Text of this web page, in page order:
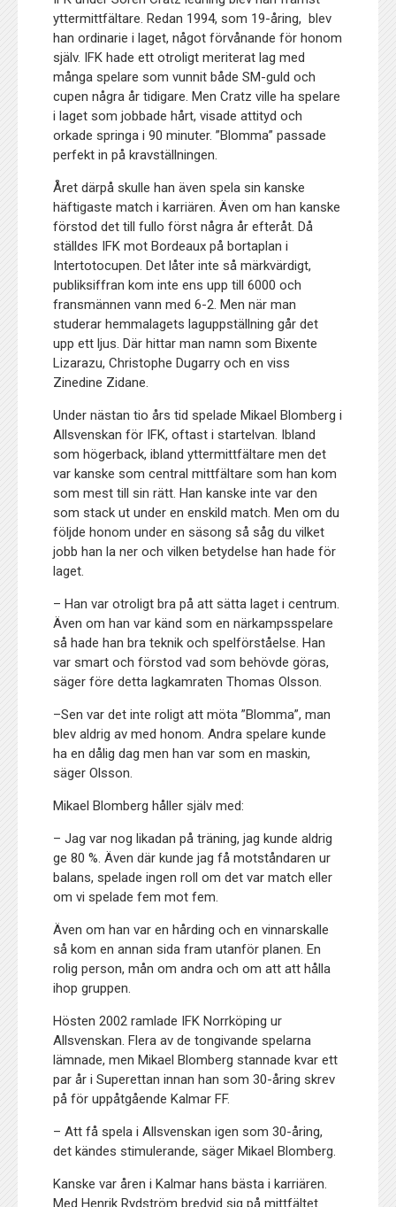
yttermittfältare. Redan 1994, som 19-åring, blev
han ordinarie i laget, något förvånande för honom
själv. IFK hade ett otroligt meriterat lag med
många spelare som vunnit både SM-guld och
cupen några år tidigare. Men Cratz ville ha spelare
i laget som jobbade hårt, visade attityd och
orkade springa i 90 minuter. ”Blomma” passade
perfekt in på kravställningen.
Året därpå skulle han även spela sin kanske
häftigaste match i karriären. Även om han kanske
förstod det till fullo först några år efteråt. Då
ställdes IFK mot Bordeaux på bortaplan i
Intertotocupen. Det låter inte så märkvärdigt,
publiksiffran kom inte ens upp till 6000 och
fransmännen vann med 6-2. Men när man
studerar hemmalagets laguppställning går det
upp ett ljus. Där hittar man namn som Bixente
Lizarazu, Christophe Dugarry och en viss
Zinedine Zidane.
Under nästan tio års tid spelade Mikael Blomberg i
Allsvenskan för IFK, oftast i startelvan. Ibland
som högerback, ibland yttermittfältare men det
var kanske som central mittfältare som han kom
som mest till sin rätt. Han kanske inte var den
som stack ut under en enskild match. Men om du
följde honom under en säsong så såg du vilket
jobb han la ner och vilken betydelse han hade för
laget.
– Han var otroligt bra på att sätta laget i centrum.
Även om han var känd som en närkampsspelare
så hade han bra teknik och spelförståelse. Han
var smart och förstod vad som behövde göras,
säger före detta lagkamraten Thomas Olsson.
–Sen var det inte roligt att möta ”Blomma”, man
blev aldrig av med honom. Andra spelare kunde
ha en dålig dag men han var som en maskin,
säger Olsson.
Mikael Blomberg håller själv med:
– Jag var nog likadan på träning, jag kunde aldrig
ge 80 %. Även där kunde jag få motståndaren ur
balans, spelade ingen roll om det var match eller
om vi spelade fem mot fem.
Även om han var en hårding och en vinnarskalle
så kom en annan sida fram utanför planen. En
rolig person, mån om andra och om att att hålla
ihop gruppen.
Hösten 2002 ramlade IFK Norrköping ur
Allsvenskan. Flera av de tongivande spelarna
lämnade, men Mikael Blomberg stannade kvar ett
par år i Superettan innan han som 30-åring skrev
på för uppåtgående Kalmar FF.
– Att få spela i Allsvenskan igen som 30-åring,
det kändes stimulerande, säger Mikael Blomberg.
Kanske var åren i Kalmar hans bästa i karriären.
Med Henrik Rydström bredvid sig på mittfältet